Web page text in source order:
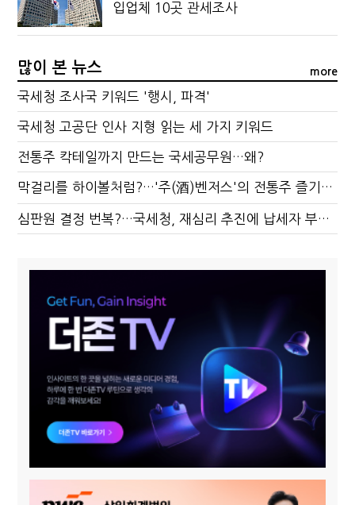
입업체 10곳 관세조사
많이 본 뉴스 more
국세청 조사국 키워드 '행시, 파격'
국세청 고공단 인사 지형 읽는 세 가지 키워드
전통주 칵테일까지 만드는 국세공무원…왜?
막걸리를 하이볼처럼?…'주(酒)벤저스'의 전통주 즐기는 법
심판원 결정 번복?…국세청, 재심리 추진에 납세자 부담 우려